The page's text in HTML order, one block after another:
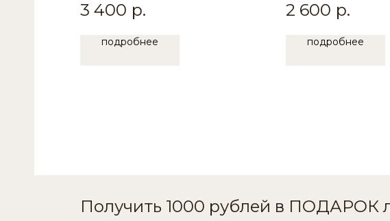
3 400 р.
подробнее
2 600 р.
подробнее
Получить 1000 рублей в ПОДАРОК